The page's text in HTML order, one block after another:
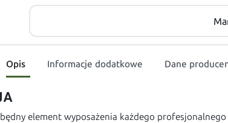
Opis Informacje dodatkowe Dane
element wyposażenia każdego